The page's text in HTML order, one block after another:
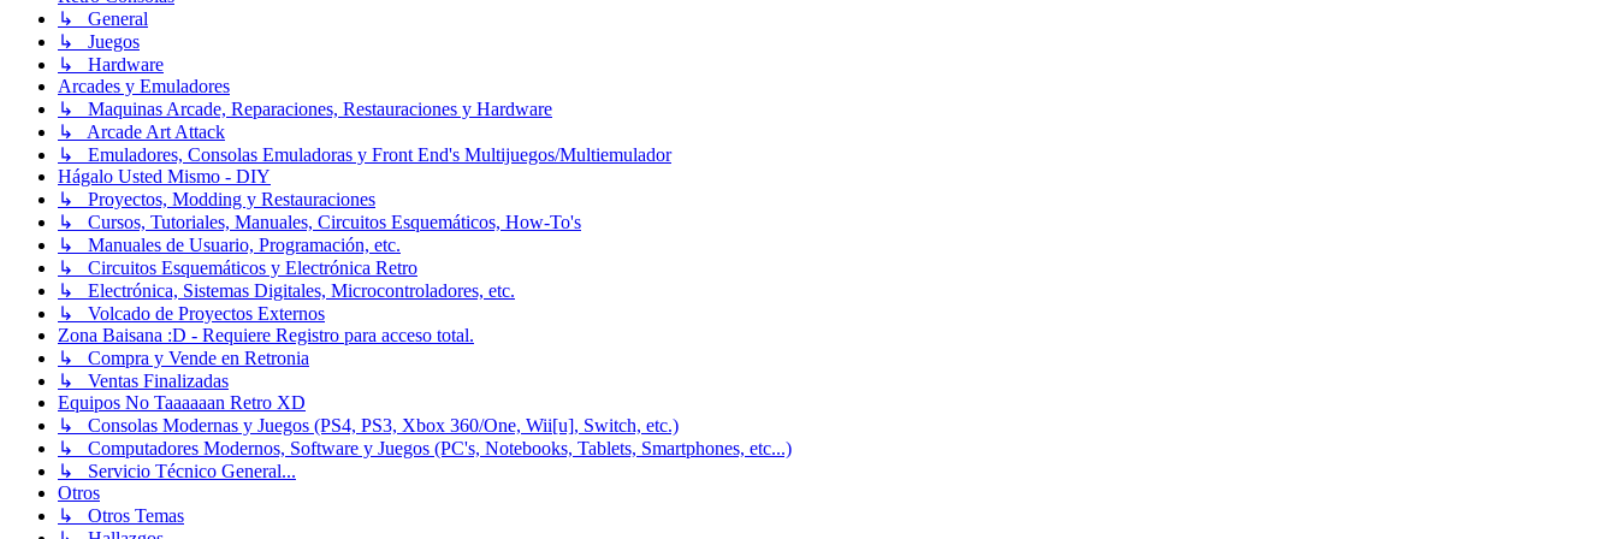
↳ General
↳ Juegos
↳ Hardware
Arcades y Emuladores
↳ Maquinas Arcade, Reparaciones, Restauraciones y Hardware
↳ Arcade Art Attack
↳ Emuladores, Consolas Emuladoras y Front End's Multijuegos/Multiemulador
Hágalo Usted Mismo - DIY
↳ Proyectos, Modding y Restauraciones
↳ Cursos, Tutoriales, Manuales, Circuitos Esquemáticos, How-To's
↳ Manuales de Usuario, Programación, etc.
↳ Circuitos Esquemáticos y Electrónica Retro
↳ Electrónica, Sistemas Digitales, Microcontroladores, etc.
↳ Volcado de Proyectos Externos
Zona Baisana :D - Requiere Registro para acceso total.
↳ Compra y Vende en Retronia
↳ Ventas Finalizadas
Equipos No Taaaaaan Retro XD
↳ Consolas Modernas y Juegos (PS4, PS3, Xbox 360/One, Wii[u], Switch, etc.)
↳ Computadores Modernos, Software y Juegos (PC's, Notebooks, Tablets, Smartphones, etc...)
↳ Servicio Técnico General...
Otros
↳ Otros Temas